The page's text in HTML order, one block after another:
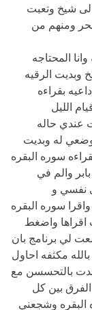
شيخ وتعبت
ومنهم من
المحتاجه
الرقيه
بقراءه
الليل
عندي حاله
له وبديت
سوره البقره
والم في
و
سوره البقره
واضغط
لي برنامج بان
مكثفه احاول
بالتحسسن مع
بين كل
البقره وشجعني